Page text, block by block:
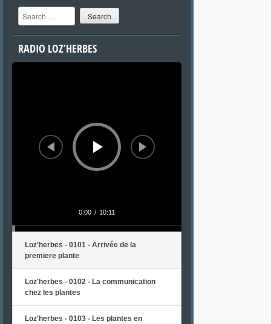
Search
RADIO LOZ’HERBES
Lecteur
0:00 / 10:11
Loz'herbes - 0101 - Arrivée de la
premiere plante
Loz'herbes - 0102 - La communication
chez les plantes
Loz'herbes - 0103 - Les plantes en